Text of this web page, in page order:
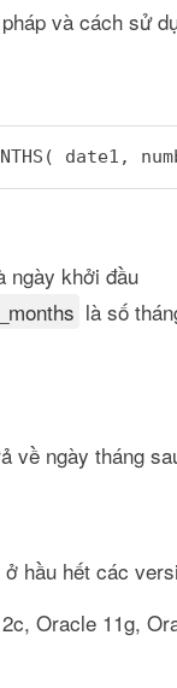
và cách sử
date1,
ngày khởi đầu
là số
về ngày tháng
hầu hết các
Oracle 11g,